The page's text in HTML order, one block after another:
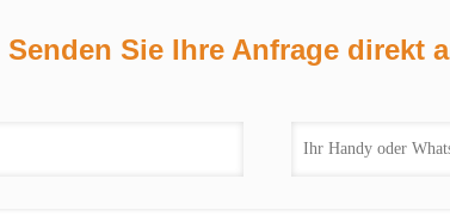
Senden Sie Ihre Anfrage direkt